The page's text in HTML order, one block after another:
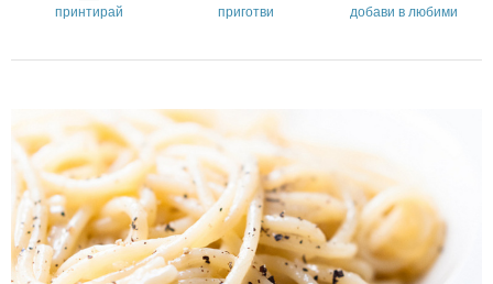
принтирай приготви добави в любими